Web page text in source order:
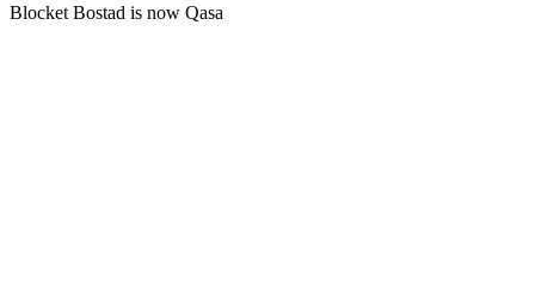
Blocket Bostad is now Qasa